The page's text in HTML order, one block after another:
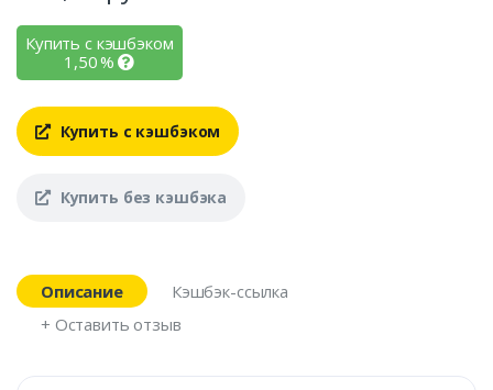
Купить с кэшбэком
1,50%
Купить с кэшбэком
Купить без кэшбэка
Описание
Кэшбэк-ссылка
+ Оставить отзыв